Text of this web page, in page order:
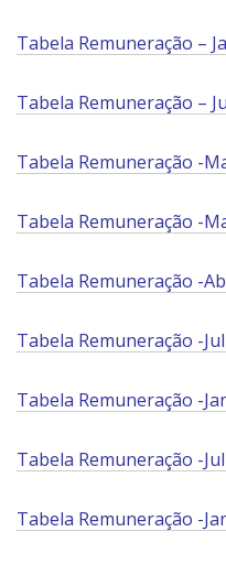
Tabela Remuneração –
Tabela Remuneração –
Tabela Remuneração -
Tabela Remuneração -
Tabela Remuneração -
Tabela Remuneração -
Tabela Remuneração -
Tabela Remuneração -
Tabela Remuneração -